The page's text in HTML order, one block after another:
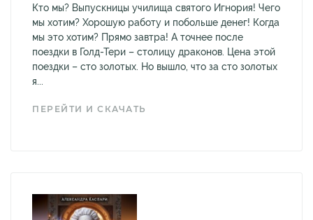
Кто мы? Выпускницы училища святого Игнория! Чего
мы хотим? Хорошую работу и побольше денег! Когда
мы это хотим? Прямо завтра! А точнее после
поездки в Голд-Тери – столицу драконов. Цена этой
поездки – сто золотых. Но вышло, что за сто золотых
я...
ПЕРЕЙТИ И СКАЧАТЬ